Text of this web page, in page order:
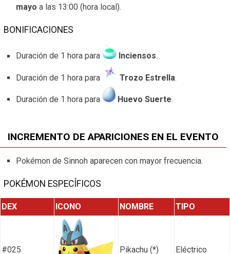
mayo a las 13:00 (hora local).
BONIFICACIONES
Duración de 1 hora para Inciensos.
Duración de 1 hora para Trozo Estrella.
Duración de 1 hora para Huevo Suerte.
INCREMENTO DE APARICIONES EN EL EVENTO
Pokémon de Sinnoh aparecen con mayor frecuencia.
POKÉMON ESPECÍFICOS
DEX ICONO NOMBRE TIPO
#025 Pikachu (*) Eléctrico